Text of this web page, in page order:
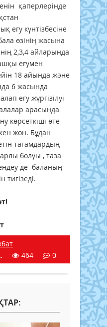
қаперлерінде
егу күнтізбесіне
өзінің жасына
2,3,4 айларында
егумен
18 айында және
6 жасында
егу жүргізілуі
арасында
көрсеткіші өте
жөн. Бұдан
тағамдардың
болуы , таза
де баланың
тигізеді.
464 0